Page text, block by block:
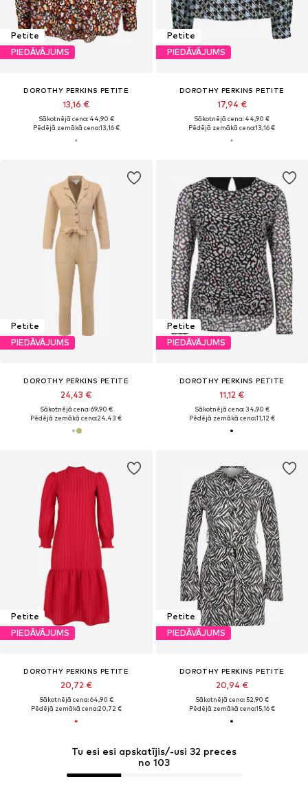
Petite
PIEDĀVĀJUMS
DOROTHY PERKINS PETITE
13,16 €
Sākotnējā cena: 44,90 €
Pēdējā zemākā cena:13,16 €
Petite
PIEDĀVĀJUMS
DOROTHY PERKINS PETITE
17,94 €
Sākotnējā cena: 44,90 €
Pēdējā zemākā cena:13,16 €
Tu esi esi apskatījis/-usi 32 preces
no 103
Petite
PIEDĀVĀJUMS
DOROTHY PERKINS PETITE
24,43 €
Sākotnējā cena: 69,90 €
Pēdējā zemākā cena:24,43 €
Petite
PIEDĀVĀJUMS
DOROTHY PERKINS PETITE
11,12 €
Sākotnējā cena: 34,90 €
Pēdējā zemākā cena:11,12 €
Petite
PIEDĀVĀJUMS
DOROTHY PERKINS PETITE
20,72 €
Sākotnējā cena: 64,90 €
Pēdējā zemākā cena:20,72 €
Petite
PIEDĀVĀJUMS
DOROTHY PERKINS PETITE
20,94 €
Sākotnējā cena: 52,90 €
Pēdējā zemākā cena:15,16 €